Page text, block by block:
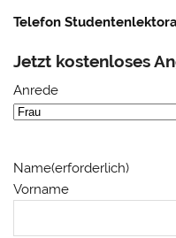
Telefon
Jetzt kostenloses
Anrede
Name(erforderlich)
Vorname